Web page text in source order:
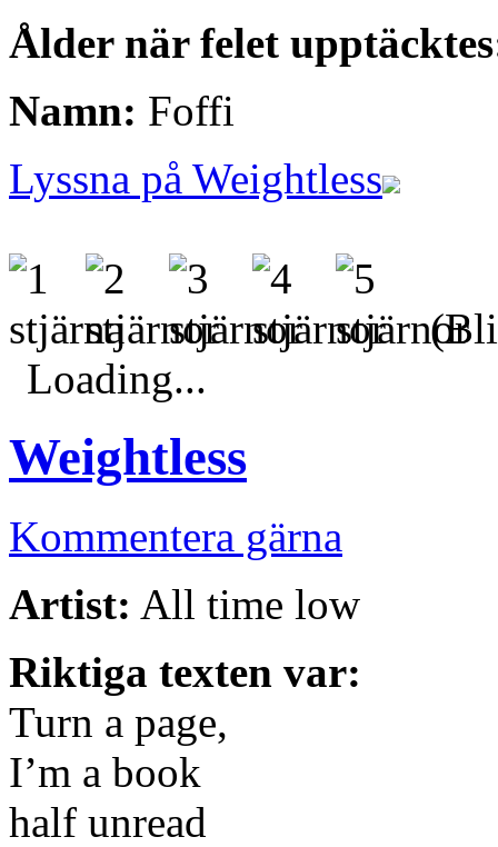
Ålder när felet
Namn: Foffi
Lyssna på Weightless
(Bli
Loading...
Weightless
Kommentera gärna
Artist: All time low
Riktiga texten var:
Turn a page,
I’m a book
half unread